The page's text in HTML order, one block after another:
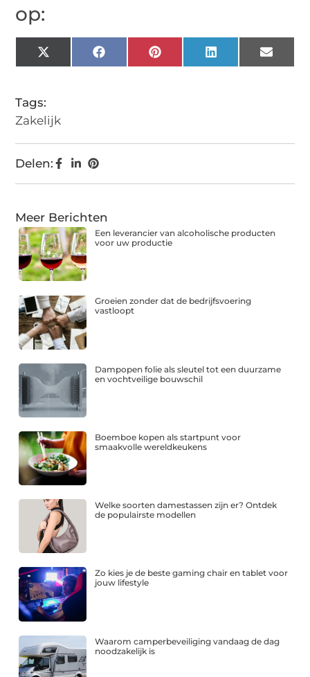
op:
X
(Twitter)
FacebookPinterestLinkedIn Email
Tags:
Zakelijk
Delen:
Meer Berichten
Een leverancier van alcoholische producten
voor uw productie
Groeien zonder dat de bedrijfsvoering
vastloopt
Dampopen folie als sleutel tot een duurzame
en vochtveilige bouwschil
Boemboe kopen als startpunt voor
smaakvolle wereldkeukens
Welke soorten damestassen zijn er? Ontdek
de populairste modellen
Zo kies je de beste gaming chair en tablet voor
jouw lifestyle
Waarom camperbeveiliging vandaag de dag
noodzakelijk is